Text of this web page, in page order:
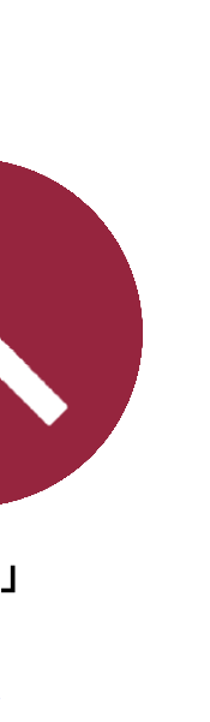
」